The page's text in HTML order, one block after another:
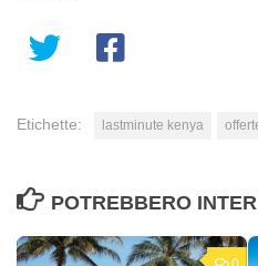
Etichette: lastminute kenya
POTREBBERO